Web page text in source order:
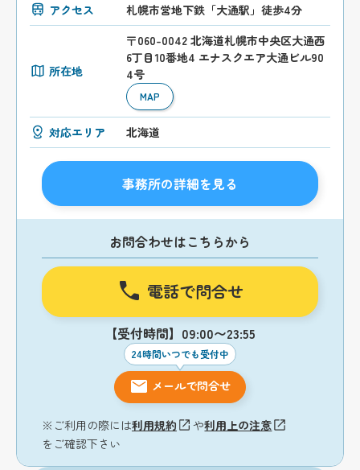
アクセス 札幌市営地下鉄「大通駅」徒歩4分
所在地
〒060-0042 北海道札幌市中央区大通西
6丁目10番地4 エナスクエア大通ビル90
4号
MAP
対応エリア 北海道
事務所の詳細を見る
お問合わせはこちらから
電話で問合せ
【受付時間】09:00〜23:55
24時間いつでも受付中
メールで問合せ
※ご利用の際には利用規約 や利用上の注意
をご確認下さい